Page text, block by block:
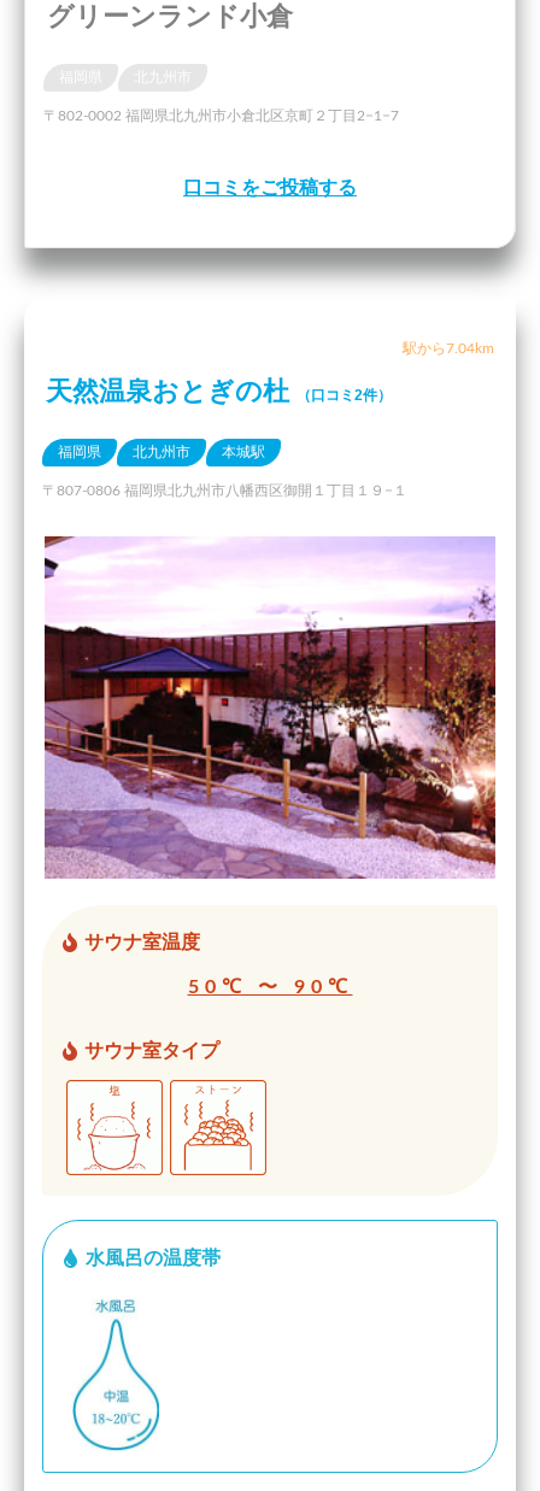
グリーンランド小倉
〒802-0002 福岡県北九州市小倉北区京町２丁目2−1−7
口コミをご投稿する
駅から7.04km
天然温泉おとぎの杜 （口コミ2件）
福岡県 北九州市 本城駅
〒807-0806 福岡県北九州市八幡西区御開１丁目１９−１
サウナ室温度
50℃ 〜 90℃
サウナ室タイプ
水風呂の温度帯